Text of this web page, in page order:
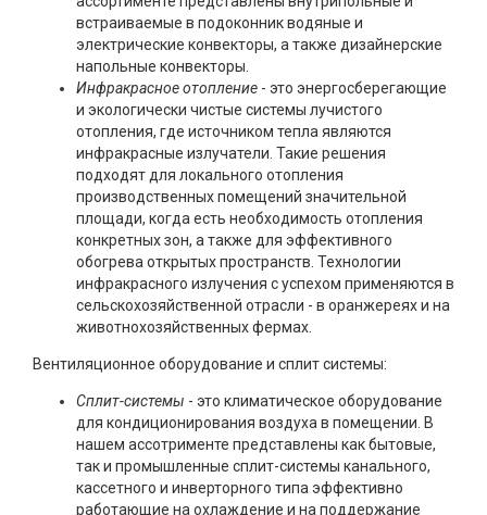
встраиваемые в подоконник водяные и
электрические конвекторы, а также дизайнерские
напольные конвекторы.
Инфракрасное отопление - это энергосберегающие
и экологически чистые системы лучистого
отопления, где источником тепла являются
инфракрасные излучатели. Такие решения
подходят для локального отопления
производственных помещений значительной
площади, когда есть необходимость отопления
конкретных зон, а также для эффективного
обогрева открытых пространств. Технологии
инфракрасного излучения с успехом применяются в
сельскохозяйственной отрасли - в оранжереях и на
животнохозяйственных фермах.
Вентиляционное оборудование и сплит системы:
Сплит-системы - это климатическое оборудование
для кондиционирования воздуха в помещении. В
нашем ассотрименте представлены как бытовые,
так и промышленные сплит-системы канального,
кассетного и инверторного типа эффективно
работающие на охлаждение и на поддержание